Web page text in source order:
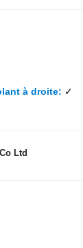
à droite ✓
Ltd